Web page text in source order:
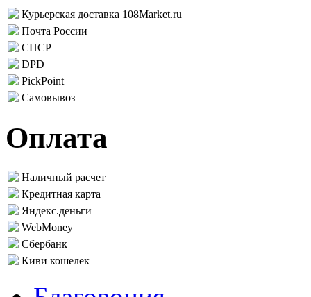
Курьерская доставка 108Market.ru
Почта России
СПСР
DPD
PickPoint
Самовывоз
Оплата
Наличный расчет
Кредитная карта
Яндекс.деньги
WebMoney
Сбербанк
Киви кошелек